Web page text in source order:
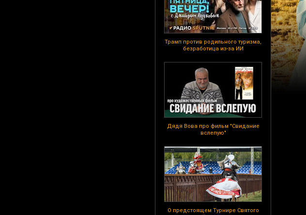
Трамп против родильного туризма,
безработица из-за ИИ
Дядя Вова про фильм "Свидание
вслепую"
О предстоящем Турнире Святого